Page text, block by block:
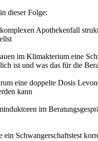
dieser Folge:
Apothekenfall
im Klimakterium eine
ist und was das für die
eine doppelte Dosis
kann
im
ein Schwangerschaftstest